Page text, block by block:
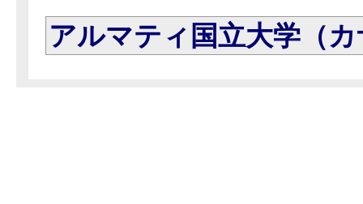
アルマティ国立大学（